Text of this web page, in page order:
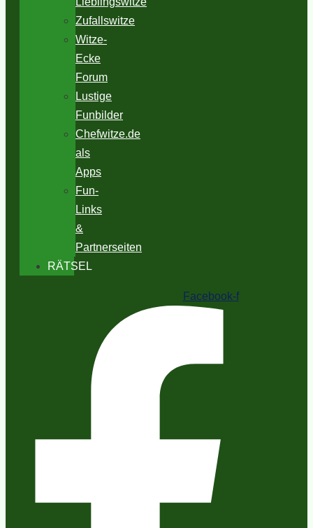
Zufallswitze
Witze-
Ecke
Forum
Lustige
Funbilder
Chefwitze.de
als
Apps
Fun-
Links
&
Partnerseiten
RÄTSEL
Facebook-f